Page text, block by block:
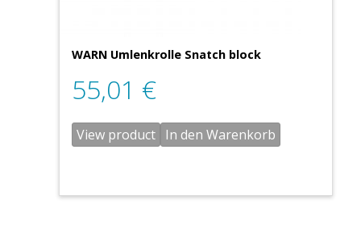
WARN Umlenkrolle Snatch block
55,01 €
View product In den Warenkorb